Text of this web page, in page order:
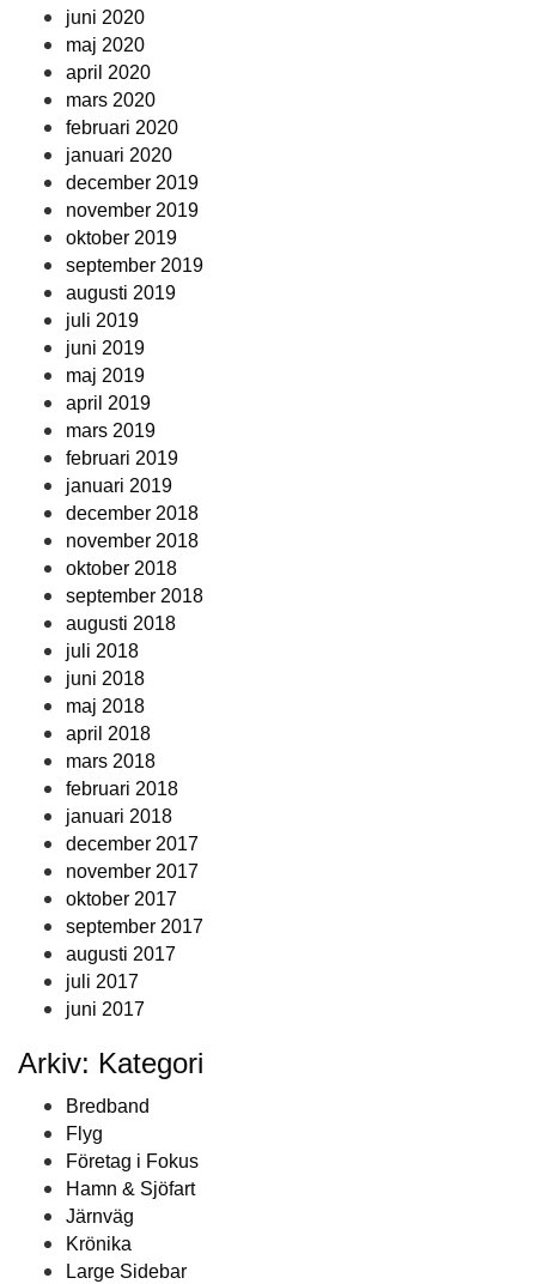
juni 2020
maj 2020
april 2020
mars 2020
februari 2020
januari 2020
december 2019
november 2019
oktober 2019
september 2019
augusti 2019
juli 2019
juni 2019
maj 2019
april 2019
mars 2019
februari 2019
januari 2019
december 2018
november 2018
oktober 2018
september 2018
augusti 2018
juli 2018
juni 2018
maj 2018
april 2018
mars 2018
februari 2018
januari 2018
december 2017
november 2017
oktober 2017
september 2017
augusti 2017
juli 2017
juni 2017
Arkiv: Kategori
Bredband
Flyg
Företag i Fokus
Hamn & Sjöfart
Järnväg
Krönika
Large Sidebar